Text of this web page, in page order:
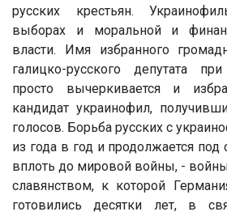
русских крестьян.
выборах и моральной и
власти. Имя избранного
галицко-русского депутата
просто вычеркивается и
кандидат украинофил,
голосов. Борьба русских с
из года в год и продолжается
вплоть до мировой войны, -
славянством, к которой
готовились десятки лет, в